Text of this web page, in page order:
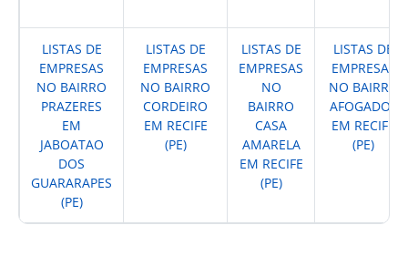
LISTAS DE
EMPRESAS
NO BAIRRO
PRAZERES
EM
JABOATAO
DOS
GUARARAPES
(PE)
LISTAS DE
EMPRESAS
NO BAIRRO
CORDEIRO
EM RECIFE
(PE)
LISTAS DE
EMPRESAS
NO
BAIRRO
CASA
AMARELA
EM RECIFE
(PE)
LISTAS DE
EMPRESAS
NO BAIRRO
AFOGADOS
EM RECIFE
(PE)